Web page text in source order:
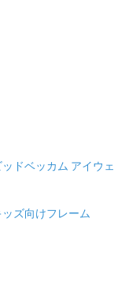
ッドベッカム アイウェ
ズ向けフレーム